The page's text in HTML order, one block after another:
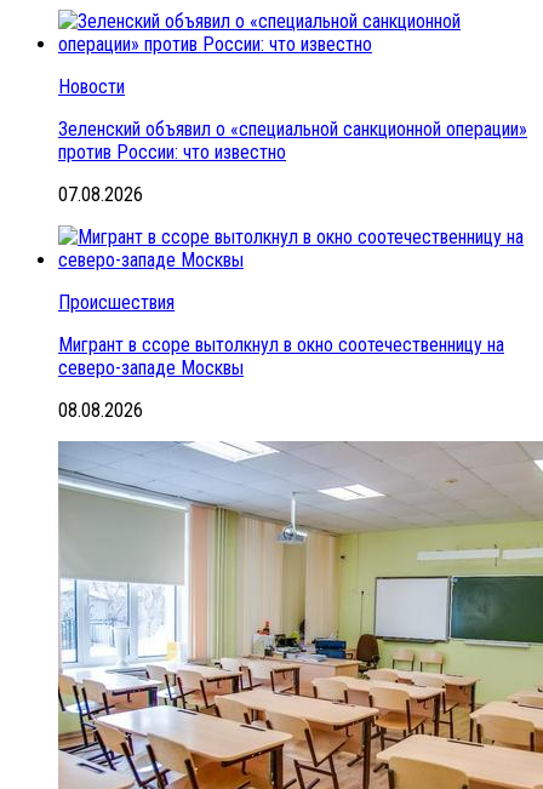
Новости
Зеленский объявил о «специальной санкционной операции»
против России: что известно
07.08.2026
Происшествия
Мигрант в ссоре вытолкнул в окно соотечественницу на
северо-западе Москвы
08.08.2026